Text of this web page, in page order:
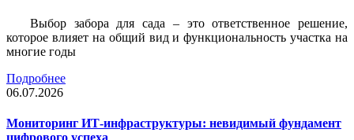
Выбор забора для сада – это ответственное решение,
которое влияет на общий вид и функциональность участка на
многие годы
Подробнее
06.07.2026
Мониторинг ИТ-инфраструктуры: невидимый фундамент
цифрового успеха